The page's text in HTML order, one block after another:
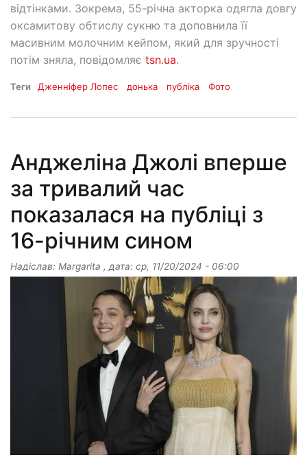
відтінками. Зокрема, 55-річна акторка одягла довгу
оксамитову обтислу сукню та доповнила її
масивним молочним кейпом, який для зручності
потім зняла, повідомляє tsn.ua.
Теги Дженніфер Лопес донька публіка Фото
Анджеліна Джолі вперше
за тривалий час
показалася на публіці з
16-річним сином
Надіслав: Margarita , дата: ср, 11/20/2024 - 06:00